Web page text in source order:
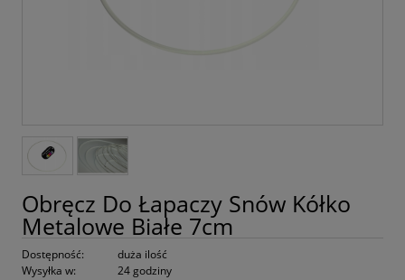
Obręcz Do Łapaczy Snów Kółko
Metalowe Białe 7cm
Dostępność:
duża ilość
Wysyłka w:
24 godziny